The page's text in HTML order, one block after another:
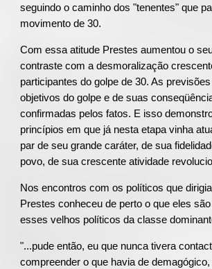
seguindo o caminho dos "tenentes" que
movimento de 30.
Com essa atitude Prestes aumentou o
contraste com a desmoralização
participantes do golpe de 30. As
objetivos do golpe e de suas
confirmadas pelos fatos. E isso
princípios em que já nesta etapa vinha
par de seu grande caráter, de sua
povo, de sua crescente atividade
Nos encontros com os políticos que
Prestes conheceu de perto o que eles
esses velhos políticos da classe
"...pude então, eu que nunca tivera
compreender o que havia de demagógico,